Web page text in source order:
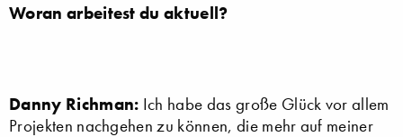
Woran arbeitest du aktuell?
Danny Richman: Ich habe das große Glück vor allem
Projekten nachgehen zu können, die mehr auf meiner